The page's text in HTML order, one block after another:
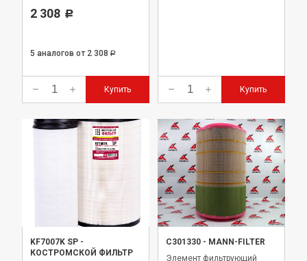
2 308 Р
5 аналогов от 2 308 Р
Купить Купить
KF7007K SP -
КОСТРОМСКОЙ ФИЛЬТР
C301330 - MANN-FILTER
Элемент фильтрующий